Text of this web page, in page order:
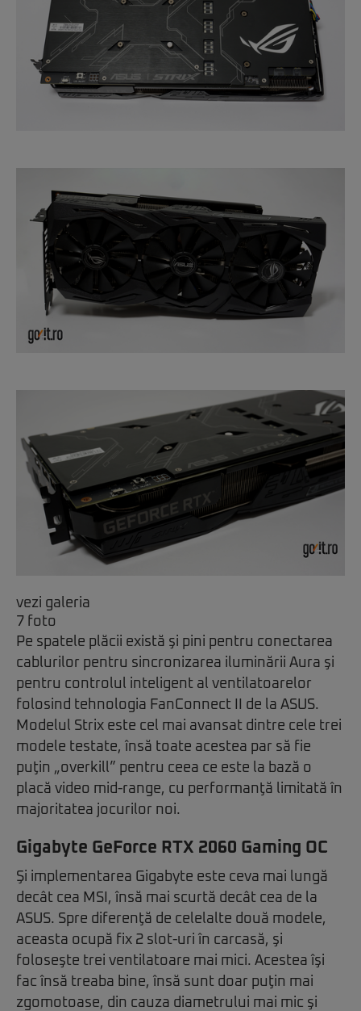
vezi galeria
7 foto
Pe spatele plăcii există şi pini pentru conectarea
cablurilor pentru sincronizarea iluminării Aura şi
pentru controlul inteligent al ventilatoarelor
folosind tehnologia FanConnect II de la ASUS.
Modelul Strix este cel mai avansat dintre cele trei
modele testate, însă toate acestea par să fie
puţin „overkill” pentru ceea ce este la bază o
placă video mid-range, cu performanţă limitată în
majoritatea jocurilor noi.
Gigabyte GeForce RTX 2060 Gaming OC
Şi implementarea Gigabyte este ceva mai lungă
decât cea MSI, însă mai scurtă decât cea de la
ASUS. Spre diferenţă de celelalte două modele,
aceasta ocupă fix 2 slot-uri în carcasă, şi
foloseşte trei ventilatoare mai mici. Acestea îşi
fac însă treaba bine, însă sunt doar puţin mai
zgomotoase, din cauza diametrului mai mic şi